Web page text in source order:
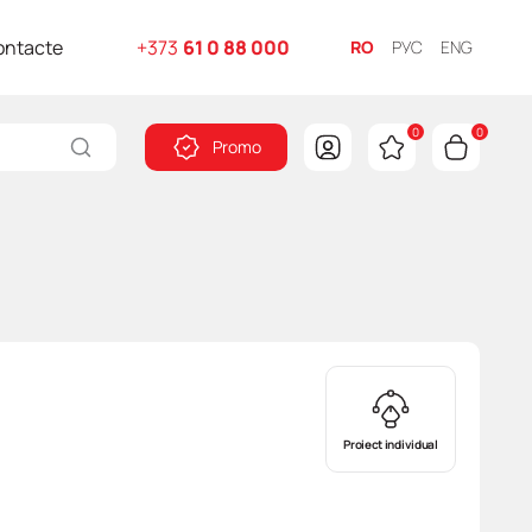
+373 61 0 88 000 RO РУС ENG
Promo
0 0
Proiect individual